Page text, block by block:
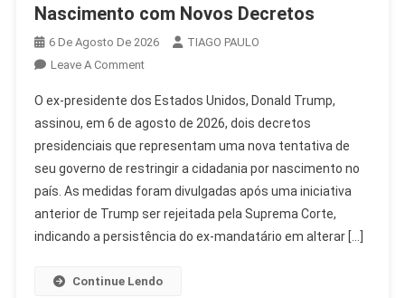
Nascimento com Novos Decretos
6 De Agosto De 2026
TIAGO PAULO
Leave A CommentOn
Restringe
Cidadania
Por
Nascimento
Com
Novos
Decretos
O ex-presidente dos Estados Unidos, Donald Trump,
assinou, em 6 de agosto de 2026, dois decretos
presidenciais que representam uma nova tentativa de
seu governo de restringir a cidadania por nascimento no
país. As medidas foram divulgadas após uma iniciativa
anterior de Trump ser rejeitada pela Suprema Corte,
indicando a persistência do ex-mandatário em alterar […]
Continue Lendo